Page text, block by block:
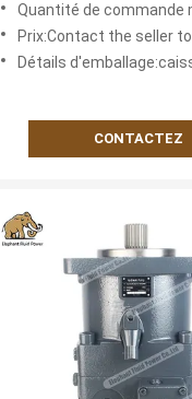
durabilité élevée +
complet
Quantité de commande
Prix:Contact the seller to
Détails
CONTACTEZ